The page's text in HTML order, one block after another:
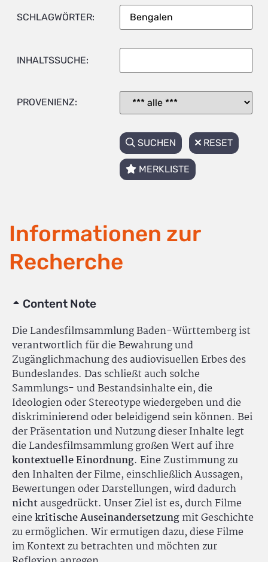
SCHLAGWÖRTER:
INHALTSSUCHE:
PROVENIENZ:
SUCHEN RESET
MERKLISTE
Informationen zur
Recherche
Content Note
Die Landesfilmsammlung Baden-Württemberg ist
verantwortlich für die Bewahrung und
Zugänglichmachung des audiovisuellen Erbes des
Bundeslandes. Das schließt auch solche
Sammlungs- und Bestandsinhalte ein, die
Ideologien oder Stereotype wiedergeben und die
diskriminierend oder beleidigend sein können. Bei
der Präsentation und Nutzung dieser Inhalte legt
die Landesfilmsammlung großen Wert auf ihre
kontextuelle Einordnung. Eine Zustimmung zu
den Inhalten der Filme, einschließlich Aussagen,
Bewertungen oder Darstellungen, wird dadurch
nichtausgedrückt. Unser Ziel ist es, durch Filme
einekritische Auseinandersetzungmit Geschichte
zu ermöglichen. Wir ermutigen dazu, diese Filme
im Kontext zu betrachten und möchten zur